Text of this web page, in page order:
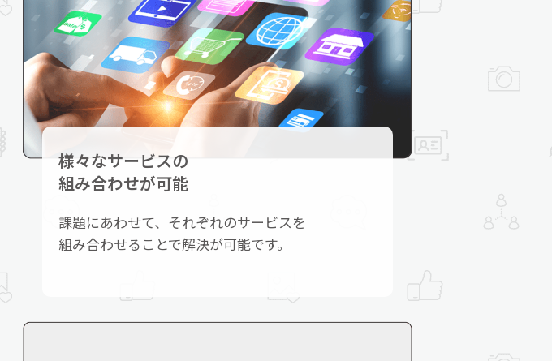
様々なサービスの
組み合わせが可能
課題にあわせて、それぞれのサービスを
組み合わせることで解決が可能です。